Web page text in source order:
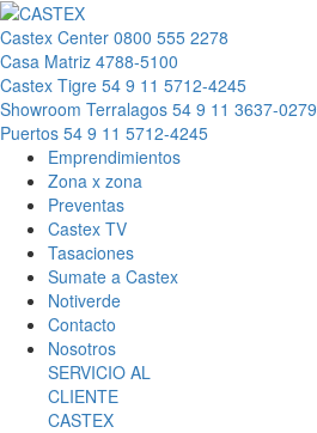
Castex Center 0800 555 2278
Casa Matriz 4788-5100
Castex Tigre 54 9 11 5712-4245
Showroom Terralagos 54 9 11 3637-0279
Puertos 54 9 11 5712-4245
Emprendimientos
Zona x zona
Preventas
Castex TV
Tasaciones
Sumate a Castex
Notiverde
Contacto
Nosotros
SERVICIO AL
CLIENTE
CASTEX